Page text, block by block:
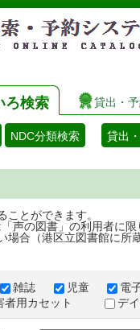
ろ検索 貸出・
NDC分類検索 貸出
とができます。
声の図書」の利用者に限
場合（港区立図書館に所
雑誌 児童
電
者用カセット
デ